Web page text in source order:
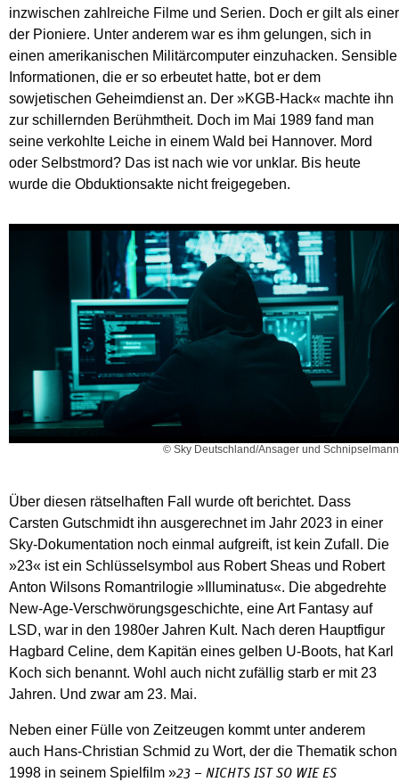
inzwischen zahlreiche Filme und Serien. Doch er gilt als einer
der Pioniere. Unter anderem war es ihm gelungen, sich in
einen amerikanischen Militärcomputer einzuhacken. Sensible
Informationen, die er so erbeutet hatte, bot er dem
sowjetischen Geheimdienst an. Der »KGB-Hack« machte ihn
zur schillernden Berühmtheit. Doch im Mai 1989 fand man
seine verkohlte Leiche in einem Wald bei Hannover. Mord
oder Selbstmord? Das ist nach wie vor unklar. Bis heute
wurde die Obduktionsakte nicht freigegeben.
© Sky Deutschland/Ansager und Schnipselmann
Über diesen rätselhaften Fall wurde oft berichtet. Dass
Carsten Gutschmidt ihn ausgerechnet im Jahr 2023 in einer
Sky-Dokumentation noch einmal aufgreift, ist kein Zufall. Die
»23« ist ein Schlüsselsymbol aus Robert Sheas und Robert
Anton Wilsons Romantrilogie »Illuminatus«. Die abgedrehte
New-Age-Verschwörungsgeschichte, eine Art Fantasy auf
LSD, war in den 1980er Jahren Kult. Nach deren Hauptfigur
Hagbard Celine, dem Kapitän eines gelben U-Boots, hat Karl
Koch sich benannt. Wohl auch nicht zufällig starb er mit 23
Jahren. Und zwar am 23. Mai.
Neben einer Fülle von Zeitzeugen kommt unter anderem
auch Hans-Christian Schmid zu Wort, der die Thematik schon
1998 in seinem Spielfilm »23 – NICHTS IST SO WIE ES